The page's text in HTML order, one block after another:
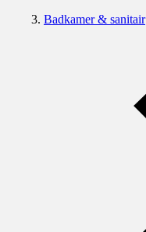
Badkamer & sanitair